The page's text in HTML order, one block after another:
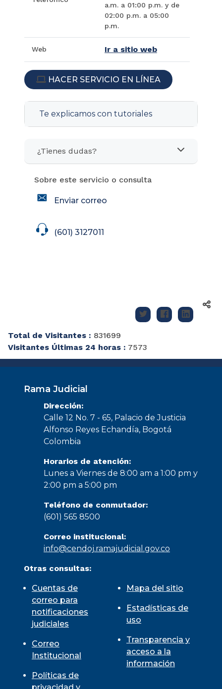
a.m. a 01:00 p.m. y de
02:00 p.m. a 05:00
p.m.
Web Ir a sitio web
ICON
HACER SERVICIO EN LÍNEA
Te explicamos con tutoriales
¿Tienes dudas?
Sobre este servicio o consulta
Enviar correo
(601) 3127011
Total de Visitantes : 831699
Visitantes Últimas 24 horas : 7573
Rama Judicial
Dirección:
Calle 12 No. 7 - 65, Palacio de Justicia
Alfonso Reyes Echandía, Bogotá
Colombia
Horarios de atención:
Lunes a Viernes de 8:00 am a 1:00 pm y
2:00 pm a 5:00 pm
Teléfono de conmutador:
(601) 565 8500
Correo institucional:
info@cendoj.ramajudicial.gov.co
Otras consultas:
Cuentas de
correo para
notificaciones
judiciales
Correo
Institucional
Políticas de
privacidad y
Mapa del sitio
Estadísticas de
uso
Transparencia y
acceso a la
información